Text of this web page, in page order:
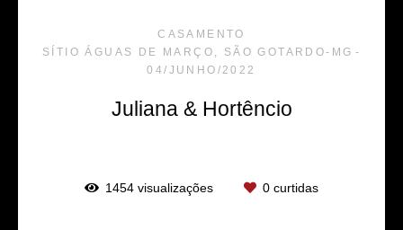
CASAMENTO
SÍTIO ÁGUAS DE MARÇO, SÃO GOTARDO-MG
04/JUNHO/2022
Juliana & Hortêncio
1454 visualizações 0 curtidas